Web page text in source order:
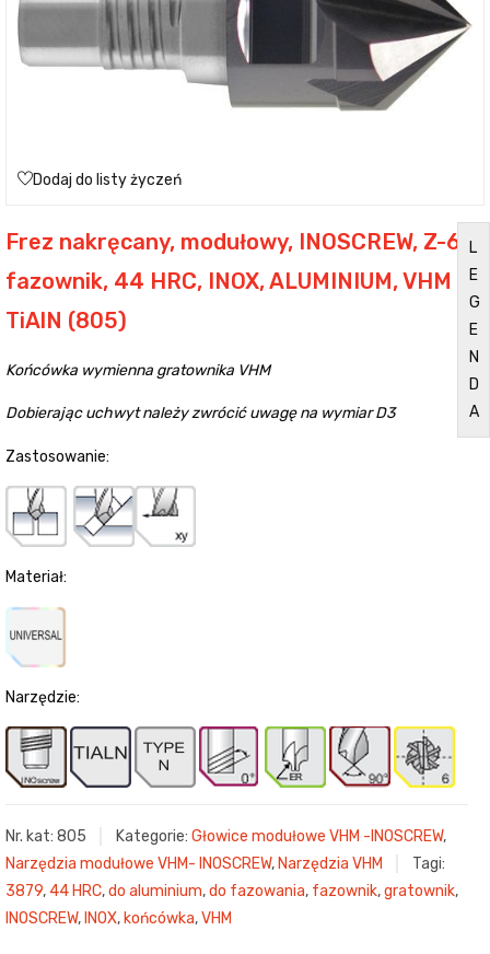
Dodaj do listy życzeń
Frez nakręcany, modułowy, INOSCREW, Z-6,
fazownik, 44 HRC, INOX, ALUMINIUM, VHM
TiAlN (805)
Końcówka wymienna gratownika VHM
Dobierając uchwyt należy zwrócić uwagę na wymiar D3
Zastosowanie:
Materiał:
Narzędzie:
Nr. kat: 805 Kategorie: Głowice modułowe VHM -INOSCREW,
Narzędzia modułowe VHM- INOSCREW, Narzędzia VHM
Tagi:
3879, 44 HRC,do aluminium,do fazowania, fazownik,gratownik,
INOSCREW, INOX, końcówka,VHM
L
E
G
E
N
D
A